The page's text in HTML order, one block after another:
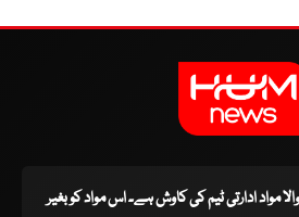
مواد ادارتی ٹیم کی کاوش ہے۔ اس مواد کو بغیر